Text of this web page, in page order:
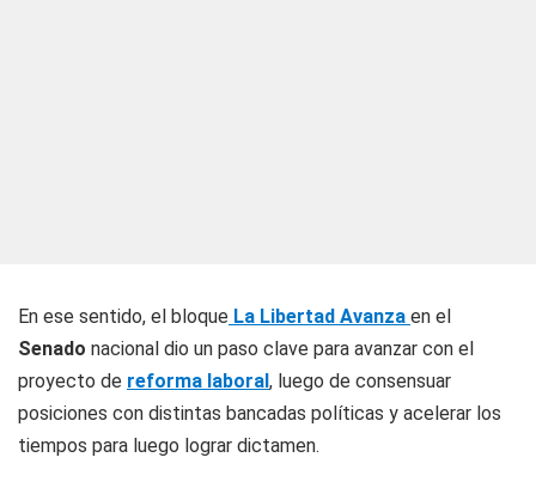
En ese sentido, el bloque La Libertad Avanza en el
Senado nacional dio un paso clave para avanzar con el
proyecto de reforma laboral, luego de consensuar
posiciones con distintas bancadas políticas y acelerar los
tiempos para luego lograr dictamen.